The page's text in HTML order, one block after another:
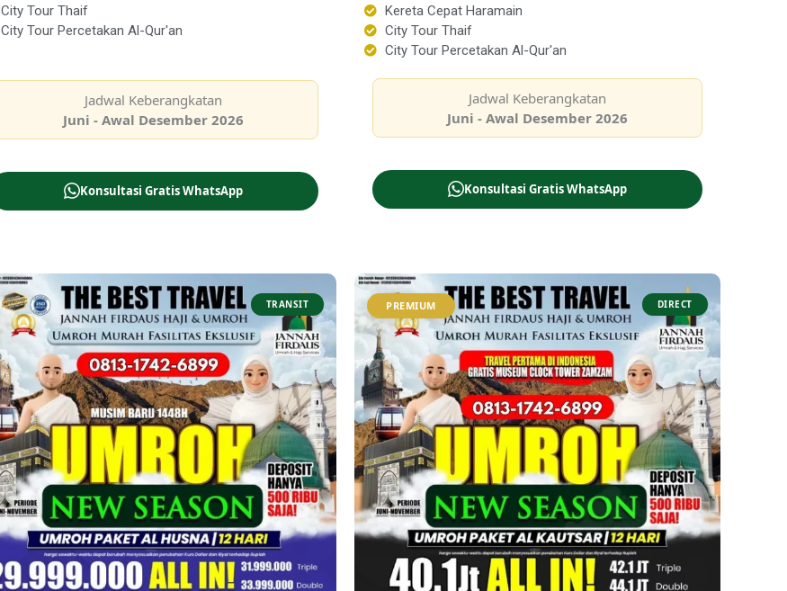
City Tour Thaif
City Tour Percetakan Al-Qur'an
Jadwal Keberangkatan
Juni - Awal Desember 2026
Konsultasi Gratis WhatsApp
Kereta Cepat Haramain
City Tour Thaif
City Tour Percetakan Al-Qur'an
Jadwal Keberangkatan
Juni - Awal Desember 2026
Konsultasi Gratis WhatsApp
TRANSIT PREMIUM DIRECT